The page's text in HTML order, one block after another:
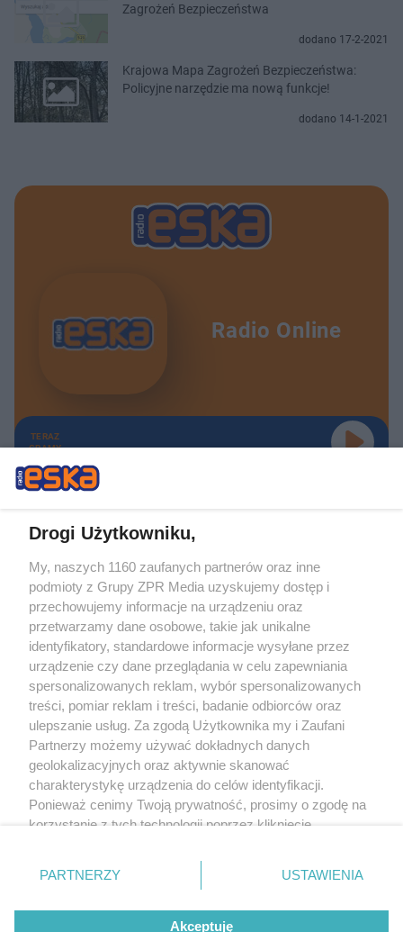
Zagrożeń Bezpieczeństwa
dodano 17-2-2021
Krajowa Mapa Zagrożeń Bezpieczeństwa:
Policyjne narzędzie ma nową funkcje!
dodano 14-1-2021
Radio Online
TERAZ
GRAMY
Żaden utwór zamieszczony w serwisie nie może być powielany i
rozpowszechniany lub dalej rozpowszechniany w jakikolwiek sposób (w
tym także elektroniczny lub mechaniczny) na jakimkolwiek polu
eksploatacji w jakiejkolwiek formie, włącznie z umieszczaniem w Internecie
bez pisemnej zgody właściciela praw. Jakiekolwiek użycie lub
wykorzystanie utworów w całości lub w części z naruszeniem prawa, tzn.
bez właściwej zgody, jest zabronione pod groźbą kary i może być ścigane
prawnie.
O nas
Drogi Użytkowniku,
My, naszych 1160 zaufanych partnerów oraz inne
podmioty z Grupy ZPR Media uzyskujemy dostęp i
przechowujemy informacje na urządzeniu oraz
przetwarzamy dane osobowe, takie jak unikalne
identyfikatory, standardowe informacje wysyłane przez
urządzenie czy dane przeglądania w celu zapewniania
spersonalizowanych reklam, wybór spersonalizowanych
treści, pomiar reklam i treści, badanie odbiorców oraz
ulepszanie usług. Za zgodą Użytkownika my i Zaufani
Partnerzy możemy używać dokładnych danych
geolokalizacyjnych oraz aktywnie skanować
charakterystykę urządzenia do celów identyfikacji.
Ponieważ cenimy Twoją prywatność, prosimy o zgodę na
korzystanie z tych technologii poprzez kliknięcie
zmienić/wycofać klikając przycisk ustawień prywatności
znajdujący się w lewym dolnym rogu strony
rodzaje przetwarzania danych nie wymagają zgody
użytkownika, ale masz prawo sprzeciwić się takiemu
PARTNERZY USTAWIENIA
Akceptuję